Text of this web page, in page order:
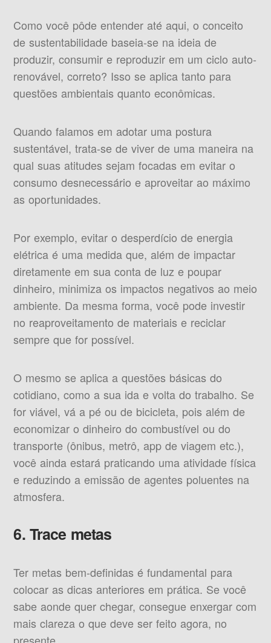
Como você pôde entender até aqui, o conceito
de sustentabilidade baseia-se na ideia de
produzir, consumir e reproduzir em um ciclo auto-
renovável, correto? Isso se aplica tanto para
questões ambientais quanto econômicas.
Quando falamos em adotar uma postura
sustentável, trata-se de viver de uma maneira na
qual suas atitudes sejam focadas em evitar o
consumo desnecessário e aproveitar ao máximo
as oportunidades.
Por exemplo, evitar o desperdício de energia
elétrica é uma medida que, além de impactar
diretamente em sua conta de luz e poupar
dinheiro, minimiza os impactos negativos ao meio
ambiente. Da mesma forma, você pode investir
no reaproveitamento de materiais e reciclar
sempre que for possível.
O mesmo se aplica a questões básicas do
cotidiano, como a sua ida e volta do trabalho. Se
for viável, vá a pé ou de bicicleta, pois além de
economizar o dinheiro do combustível ou do
transporte (ônibus, metrô, app de viagem etc.),
você ainda estará praticando uma atividade física
e reduzindo a emissão de agentes poluentes na
atmosfera.
6. Trace metas
Ter metas bem-definidas é fundamental para
colocar as dicas anteriores em prática. Se você
sabe aonde quer chegar, consegue enxergar com
mais clareza o que deve ser feito agora, no